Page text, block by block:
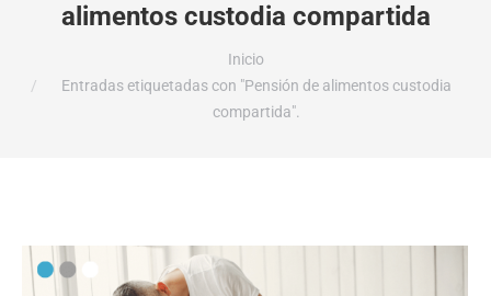
alimentos custodia compartida
Inicio
Entradas etiquetadas con "Pensión de alimentos custodia
compartida".